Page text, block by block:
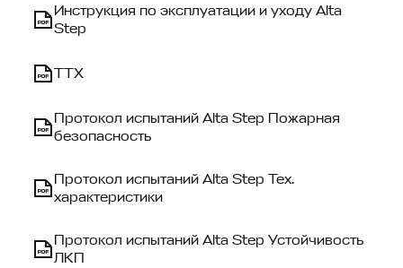
Инструкция по экcплуатации и уходу Alta
Step
ТТХ
Протокол испытаний Alta Step Пожарная
безопасность
Протокол испытаний Alta Step Тех.
характеристики
Протокол испытаний Alta Step Устойчивость
ЛКП